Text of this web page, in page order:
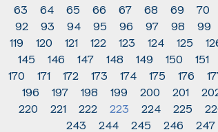
63
64 65 66 67 68 69 70
92
93 94 95 96 97 98 99
119
120 121 122 123 124 125
145
146 147 148 149 150 151
170
171 172 173 174 175 176
196
197 198 199 200 201
220
221 222 223 224 225
243
244 245 246 247